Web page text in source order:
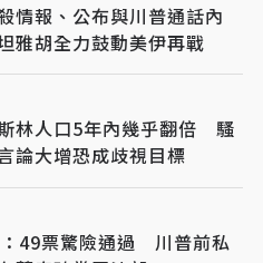
情報、公布與川普通話內
胡全力鼓動美伊再戰
林人口5年內幾乎翻倍 騷
論大增恐成歧視目標
49票驚險通過 川普前私